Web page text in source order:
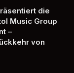
die
Music Group
–
von